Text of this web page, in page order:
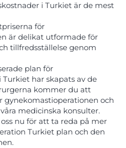
i Turkiet är de mest
för
är delikat utformade för
tillfredsställelse genom
plan för
har skapats av de
kommer du att
gynekomastioperationen och
medicinska konsulter.
nu för att ta reda på mer
Turkiet plan och den